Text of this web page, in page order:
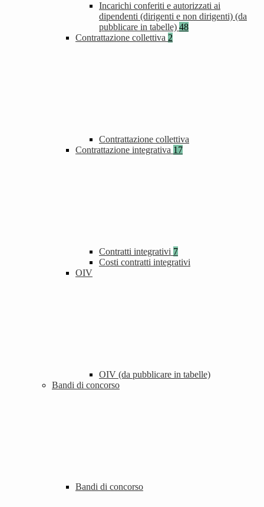
Incarichi conferiti e autorizzati ai
dipendenti (dirigenti e non dirigenti) (da
pubblicare in tabelle) 48
Contrattazione collettiva 2
Contrattazione collettiva
Contrattazione integrativa 17
Contratti integrativi 7
Costi contratti integrativi
OIV
OIV (da pubblicare in tabelle)
Bandi di concorso
Bandi di concorso